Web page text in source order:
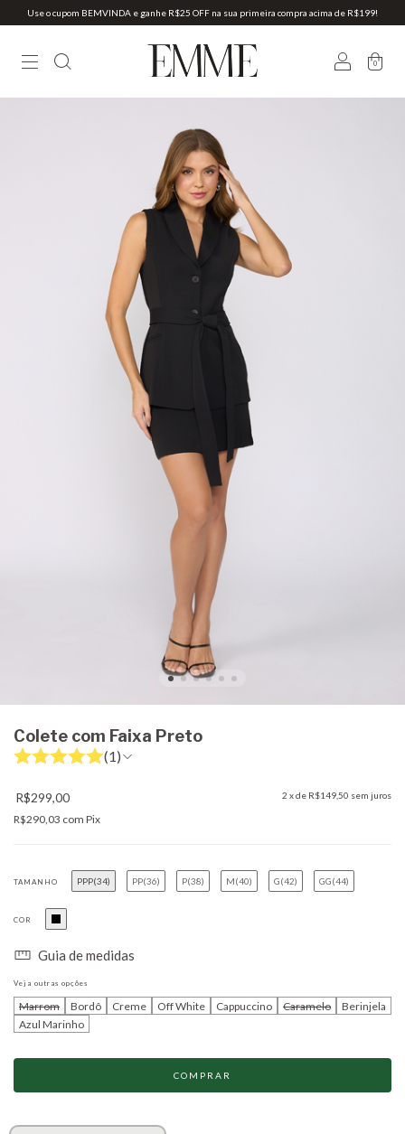
Use o cupom BEMVINDA e ganhe R$25 OFF na sua primeira compra acima de R$199!
0
Colete com Faixa Preto
(1)
R$299,00 2 x de R$149,50 sem juros
R$290,03 com Pix
TAMANHO PPP(34) PP(36) P(38) M(40) G(42) GG(44)
COR
Guia de medidas
Veja outras opções
Marrom Bordô Creme Off White Cappuccino Caramelo
Berinjela
Azul Marinho